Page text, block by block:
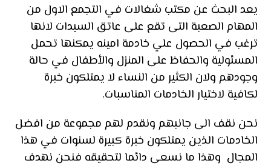
يعد البحث عن مكتب شغالات في التجمع الاول من
المهام الصعبة التى تقع على عاتق السيدات لانها
ترغب في الحصول علي خادمة امينه يمكنها تحمل
المسئولية والحفاظ على المنزل والأطفال في حالة
وجودهم ولان الكثير من النساء لا يمتلكون خبرة
لكافية لاختيار الخادمات المناسبات.
نحن نقف الى جانبهم ونقدم لهم مجموعة من افضل
الخادمات الذين يمتلكون خبرة كبيرة لسنوات في هذا
المجال وهذا ما نسعى دائما لتحقيقه فنحن نهدف